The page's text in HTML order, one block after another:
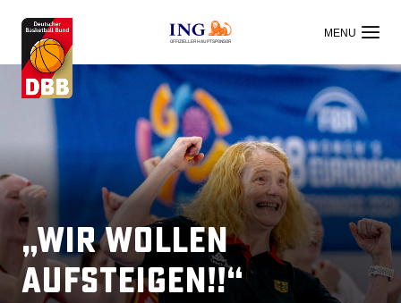
OFFIZIELLER HAUPTSPONSOR
„Wir wollen
aufsteigen!!“